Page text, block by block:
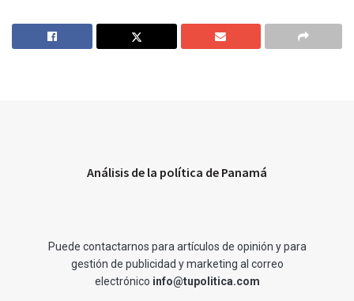
Análisis de la política de Panamá
Puede contactarnos para artículos de opinión y para
gestión de publicidad y marketing al correo
electrónico info@tupolitica.com